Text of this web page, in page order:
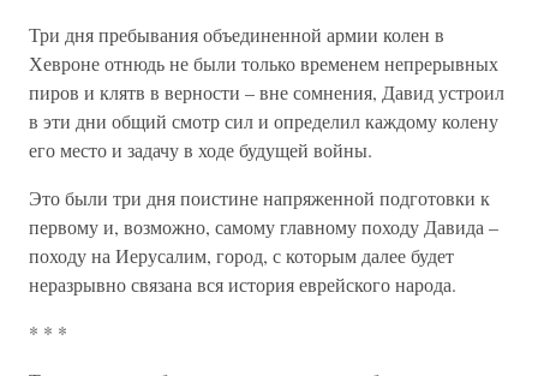
Три дня пребывания объединенной армии колен в
Хевроне отнюдь не были только временем непрерывных
пиров и клятв в верности – вне сомнения, Давид устроил
в эти дни общий смотр сил и определил каждому колену
его место и задачу в ходе будущей войны.
Это были три дня поистине напряженной подготовки к
первому и, возможно, самому главному походу Давида –
походу на Иерусалим, город, с которым далее будет
неразрывно связана вся история еврейского народа.
* * *